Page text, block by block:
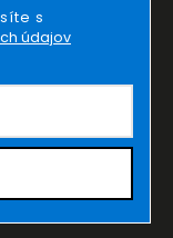
s
údajov